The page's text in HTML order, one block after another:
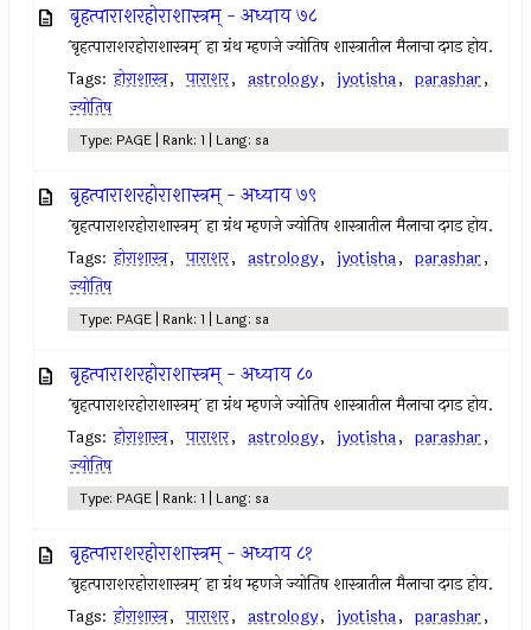
बृहत्पाराशरहोराशास्त्रम् - अध्याय ७८
`बृहत्पाराशरहोराशास्त्रम्` हा ग्रंथ म्हणजे ज्योतिष शास्त्रातील मैलाचा दगड होय.
Tags: होराशास्त्र, पाराशर, astrology, jyotisha, parashar,
ज्योतिष
Type: PAGE | Rank: 1 | Lang: sa
बृहत्पाराशरहोराशास्त्रम् - अध्याय ७९
`बृहत्पाराशरहोराशास्त्रम्` हा ग्रंथ म्हणजे ज्योतिष शास्त्रातील मैलाचा दगड होय.
Tags: होराशास्त्र, पाराशर, astrology, jyotisha, parashar,
ज्योतिष
Type: PAGE | Rank: 1 | Lang: sa
बृहत्पाराशरहोराशास्त्रम् - अध्याय ८०
`बृहत्पाराशरहोराशास्त्रम्` हा ग्रंथ म्हणजे ज्योतिष शास्त्रातील मैलाचा दगड होय.
Tags: होराशास्त्र, पाराशर, astrology, jyotisha, parashar,
ज्योतिष
Type: PAGE | Rank: 1 | Lang: sa
बृहत्पाराशरहोराशास्त्रम् - अध्याय ८१
`बृहत्पाराशरहोराशास्त्रम्` हा ग्रंथ म्हणजे ज्योतिष शास्त्रातील मैलाचा दगड होय.
Tags: होराशास्त्र, पाराशर, astrology, jyotisha, parashar,